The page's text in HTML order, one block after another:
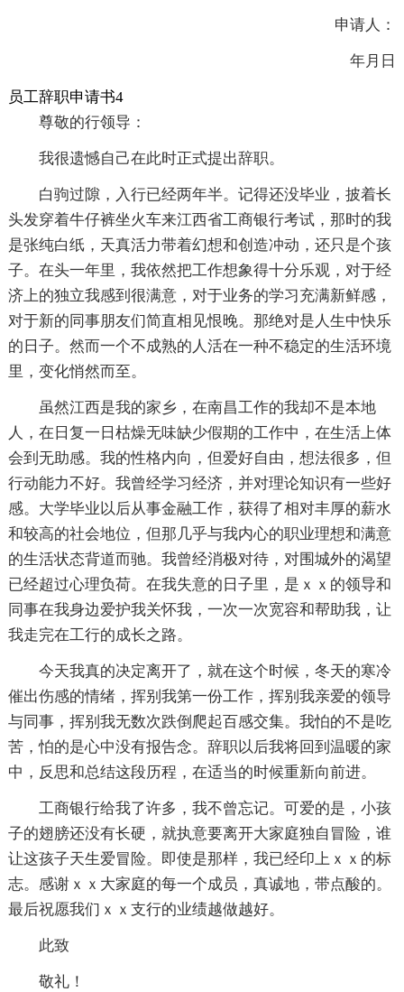
申请人：
年月日
员工辞职申请书4
尊敬的行领导：
我很遗憾自己在此时正式提出辞职。
白驹过隙，入行已经两年半。记得还没毕业，披着长
头发穿着牛仔裤坐火车来江西省工商银行考试，那时的我
是张纯白纸，天真活力带着幻想和创造冲动，还只是个孩
子。在头一年里，我依然把工作想象得十分乐观，对于经
济上的独立我感到很满意，对于业务的学习充满新鲜感，
对于新的同事朋友们简直相见恨晚。那绝对是人生中快乐
的日子。然而一个不成熟的人活在一种不稳定的生活环境
里，变化悄然而至。
虽然江西是我的家乡，在南昌工作的我却不是本地
人，在日复一日枯燥无味缺少假期的工作中，在生活上体
会到无助感。我的性格内向，但爱好自由，想法很多，但
行动能力不好。我曾经学习经济，并对理论知识有一些好
感。大学毕业以后从事金融工作，获得了相对丰厚的薪水
和较高的社会地位，但那几乎与我内心的职业理想和满意
的生活状态背道而驰。我曾经消极对待，对围城外的渴望
已经超过心理负荷。在我失意的日子里，是ｘｘ的领导和
同事在我身边爱护我关怀我，一次一次宽容和帮助我，让
我走完在工行的成长之路。
今天我真的决定离开了，就在这个时候，冬天的寒冷
催出伤感的情绪，挥别我第一份工作，挥别我亲爱的领导
与同事，挥别我无数次跌倒爬起百感交集。我怕的不是吃
苦，怕的是心中没有报告念。辞职以后我将回到温暖的家
中，反思和总结这段历程，在适当的时候重新向前进。
工商银行给我了许多，我不曾忘记。可爱的是，小孩
子的翅膀还没有长硬，就执意要离开大家庭独自冒险，谁
让这孩子天生爱冒险。即使是那样，我已经印上ｘｘ的标
志。感谢ｘｘ大家庭的每一个成员，真诚地，带点酸的。
最后祝愿我们ｘｘ支行的业绩越做越好。
此致
敬礼！